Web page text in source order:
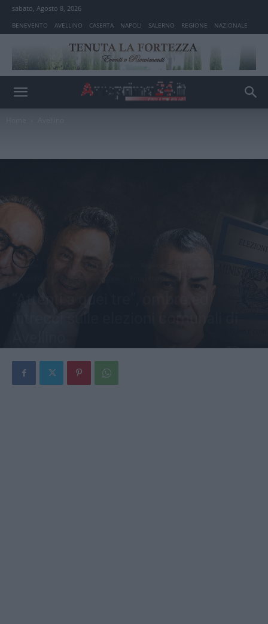
sabato, Agosto 8, 2026
BENEVENTO AVELLINO CASERTA NAPOLI SALERNO REGIONE NAZIONALE
Avellino Politica Avellino
Primo Piano
Primo Piano Avellino